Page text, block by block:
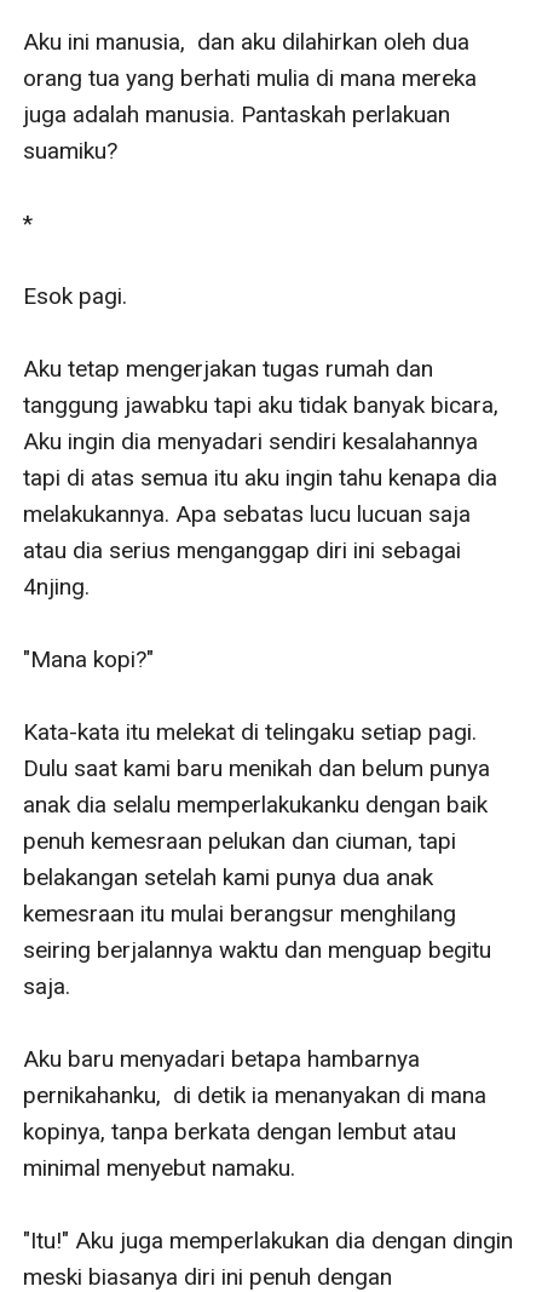
Aku ini manusia,  dan aku dilahirkan oleh dua
orang tua yang berhati mulia di mana mereka
juga adalah manusia. Pantaskah perlakuan
suamiku?
*
Esok pagi.
Aku tetap mengerjakan tugas rumah dan
tanggung jawabku tapi aku tidak banyak bicara,
Aku ingin dia menyadari sendiri kesalahannya
tapi di atas semua itu aku ingin tahu kenapa dia
melakukannya. Apa sebatas lucu lucuan saja
atau dia serius menganggap diri ini sebagai
4njing.
"Mana kopi?"
Kata-kata itu melekat di telingaku setiap pagi.
Dulu saat kami baru menikah dan belum punya
anak dia selalu memperlakukanku dengan baik
penuh kemesraan pelukan dan ciuman, tapi
belakangan setelah kami punya dua anak
kemesraan itu mulai berangsur menghilang
seiring berjalannya waktu dan menguap begitu
saja.
Aku baru menyadari betapa hambarnya
pernikahanku,  di detik ia menanyakan di mana
kopinya, tanpa berkata dengan lembut atau
minimal menyebut namaku.
"Itu!" Aku juga memperlakukan dia dengan dingin
meski biasanya diri ini penuh dengan